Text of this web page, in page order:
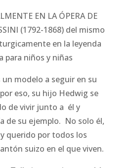
EN LA ÓPERA DE
(1792-1868) del mismo
en la leyenda
para niños y niñas
modelo a seguir en su
eso, su hijo Hedwig se
de vivir junto a él y
de su ejemplo. No solo él,
querido por todos los
suizo en el que viven.